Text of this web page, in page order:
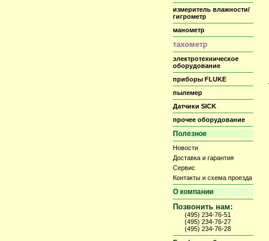
измеритель влажности/
гигрометр
манометр
тахометр
электротехническое
оборудование
приборы FLUKE
пылемер
Датчики SICK
прочее оборудование
Полезное
Новости
Доставка и гарантия
Сервис
Контакты и схема проезда
О компании
Позвонить нам:
(495) 234-76-51
(495) 234-76-27
(495) 234-76-28